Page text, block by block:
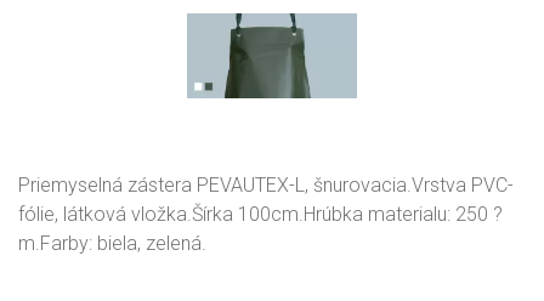
Priemyselná zástera PEVAUTEX-L, šnurovacia.Vrstva PVC-
fólie, látková vložka.Šírka 100cm.Hrúbka materialu: 250 ?
m.Farby: biela, zelená.